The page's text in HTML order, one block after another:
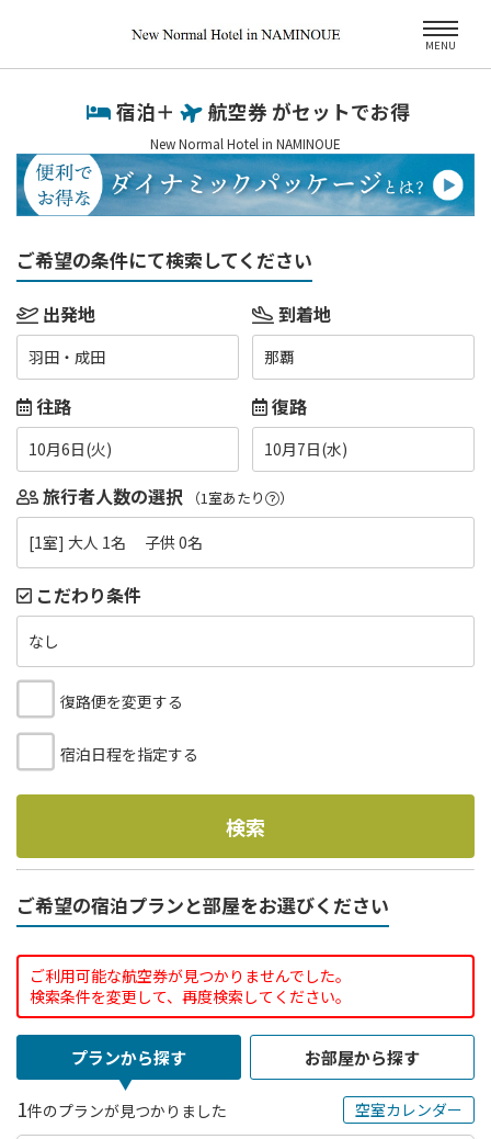
MENU
宿泊＋ 航空券 がセットでお得
New Normal Hotel in NAMINOUE
ご希望の条件にて検索してください
出発地
羽田・成田
到着地
那覇
往路
10月6日(火)
復路
10月7日(水)
旅行者人数の選択 （1室あたり ）
[1室] 大人 1名 子供 0名
こだわり条件
なし
復路便を変更する
宿泊日程を指定する
検索
ご希望の宿泊プランと部屋をお選びください
ご利用可能な航空券が見つかりませんでした。
検索条件を変更して、再度検索してください。
プランから探す お部屋から探す
1件のプランが見つかりました 空室カレンダー